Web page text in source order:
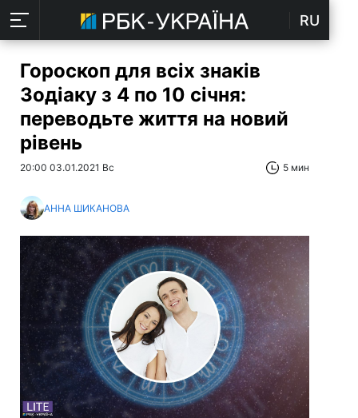
RU
Гороскоп для всіх знаків
Зодіаку з 4 по 10 січня:
переводьте життя на новий
рівень
20:00 03.01.2021 Вс 5 мин
АННА ШИКАНОВА